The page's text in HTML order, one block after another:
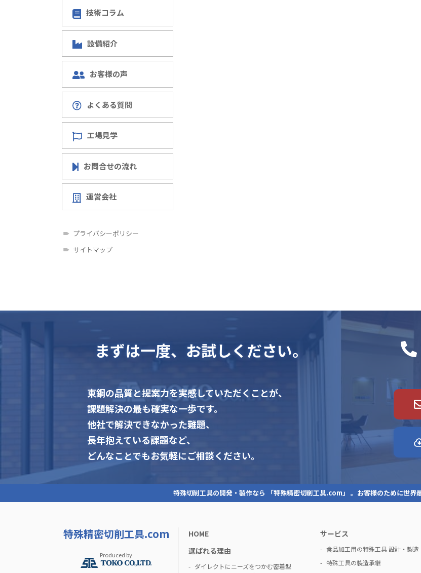
技術コラム
設備紹介
お客様の声
よくある質問
工場見学
お問合せの流れ
運営会社
プライバシーポリシー
サイトマップ
まずは一度、お試しください。
東鋼の品質と提案力を実感していただくことが、
課題解決の最も確実な一歩です。
他社で解決できなかった難題、
長年抱えている課題など、
どんなことでもお気軽にご相談ください。
特殊切削工具の開発・製作なら 「特殊精密切削工具.com」 。お客様のために世界
特殊精密切削工具.com
Produced by
HOME
選ばれる理由
ダイレクトにニーズをつかむ密着型
サービス
食品加工用の特殊工具 設計・製造
特殊工具の製造承継